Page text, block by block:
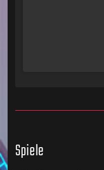
Spiele